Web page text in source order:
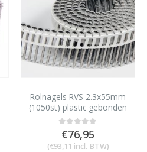
Rolnagels RVS 2.3x55mm
(1050st) plastic gebonden
0out of 5
€76,95
(€93,11 incl. BTW)